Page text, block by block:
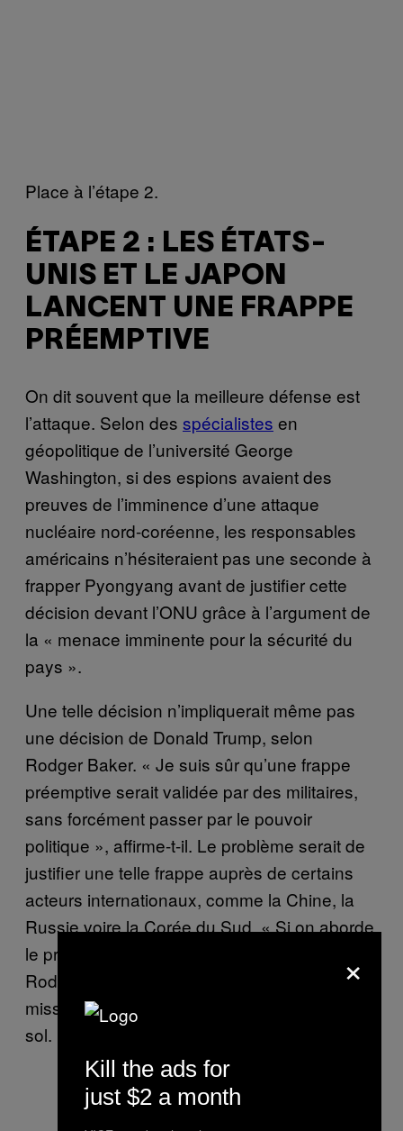
Place à l’étape 2.
ÉTAPE 2 : LES ÉTATS-
UNIS ET LE JAPON
LANCENT UNE FRAPPE
PRÉEMPTIVE
On dit souvent que la meilleure défense est
l’attaque. Selon des spécialistes en
géopolitique de l’université George
Washington, si des espions avaient des
preuves de l’imminence d’une attaque
nucléaire nord-coréenne, les responsables
américains n’hésiteraient pas une seconde à
frapper Pyongyang avant de justifier cette
décision devant l’ONU grâce à l’argument de
la « menace imminente pour la sécurité du
pays ».
Une telle décision n’impliquerait même pas
une décision de Donald Trump, selon
Rodger Baker. « Je suis sûr qu’une frappe
préemptive serait validée par des militaires,
sans forcément passer par le pouvoir
politique », affirme-t-il. Le problème serait de
justifier une telle frappe auprès de certains
acteurs internationaux, comme la Chine, la
Russie voire la Corée du Sud. « Si on aborde
le problème sous l’angle politique, avance
Rodger Baker, il vaudrait mieux détruire le
missile une fois dans les airs plutôt qu’au
sol. »
×
Kill the ads for
just $2 a month